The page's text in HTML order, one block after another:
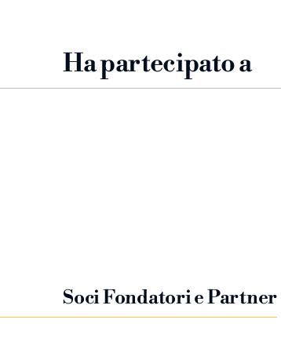
Ha partecipato a
Soci Fondatori e Partner